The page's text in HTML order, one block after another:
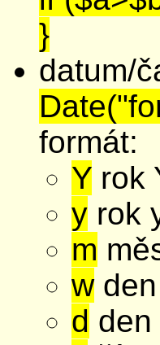
}
datum/
formát:
Y rok
y rok
m
wden
d